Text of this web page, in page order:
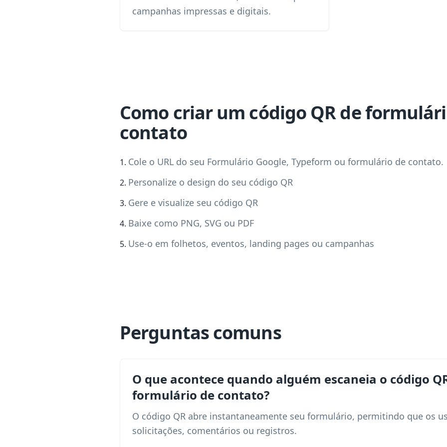
campanhas impressas e digitais.
Como criar um código QR de
contato
Cole o URL do seu Formulário Google, Typeform ou formulário de contato.
Personalize o design do seu código QR
Gere e visualize seu código QR
Baixe como PNG, SVG ou PDF
Use-o em folhetos, eventos, landing pages ou campanhas
Perguntas comuns
O que acontece quando alguém escaneia o código
formulário de contato?
O código QR abre instantaneamente seu formulário, permitindo que os
solicitações, comentários ou registros.